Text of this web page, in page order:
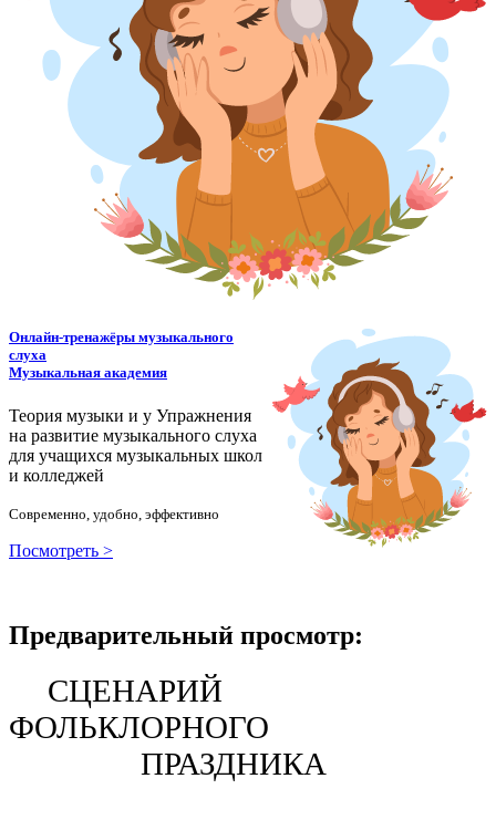
Онлайн-тренажёры музыкального
слуха
Музыкальная академия
Теория музыки и у Упражнения
на развитие музыкального слуха
для учащихся музыкальных школ
и колледжей
Современно, удобно, эффективно
Посмотреть >
Предварительный просмотр:
СЦЕНАРИЙ
ФОЛЬКЛОРНОГО
ПРАЗДНИКА